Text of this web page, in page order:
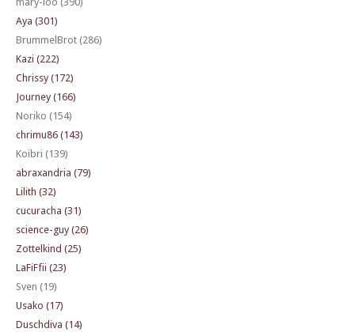
Aya (301)
BrummelBrot (286)
Kazi (222)
Chrissy (172)
Journey (166)
Noriko (154)
chrimu86 (143)
Koibri (139)
abraxandria (79)
Lilith (32)
cucuracha (31)
science-guy (26)
Zottelkind (25)
LaFiFfii (23)
Sven (19)
Usako (17)
Duschdiva (14)